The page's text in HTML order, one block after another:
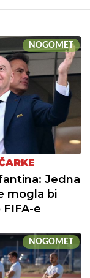
NOGOMET
Jedna
mogla bi
e
NOGOMET